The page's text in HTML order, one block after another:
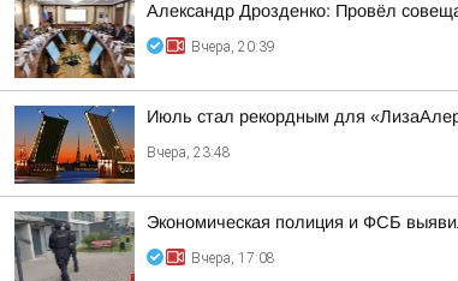
Александр Дрозденко: Провёл
Вчера, 20:39
Июль стал рекордным для
Вчера, 23:48
Экономическая полиция и ФСБ
Вчера, 17:08